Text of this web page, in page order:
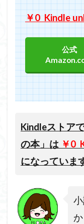
￥0 Kindle
公式
Kindleストア
の本」は ￥0
になっていま